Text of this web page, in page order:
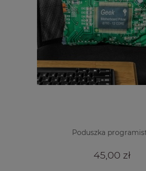
Poduszka
45,00 zł